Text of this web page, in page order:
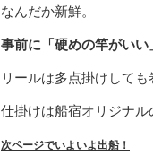
なんだか新鮮。
事前に「硬めの竿がいい
リールは多点掛けして
仕掛けは船宿オリジナ
次ページでいよいよ出船！